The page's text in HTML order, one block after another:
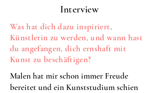
Interview
Was hat dich dazu inspiriert,
Künstlerin zu werden, und wann hast
du angefangen, dich ernshaft mit
Kunst zu beschäftigen?
Malen hat mir schon immer Freude
bereitet und ein Kunststudium schien